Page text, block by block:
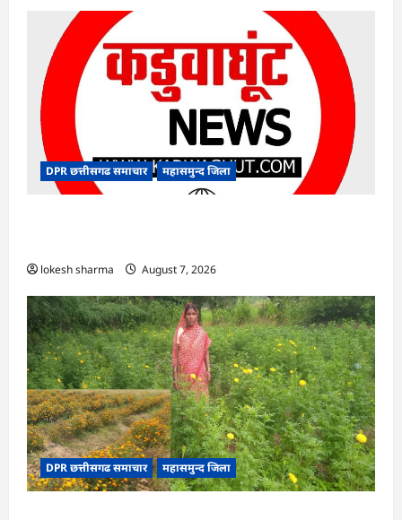
DPR छत्तीसगढ समाचार महासमुन्द जिला
lokesh sharma August 7, 2026
DPR छत्तीसगढ समाचार महासमुन्द जिला